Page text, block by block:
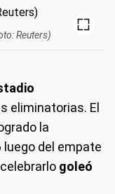
Reuters)
eliminatorias. El
la
del empate
goleó